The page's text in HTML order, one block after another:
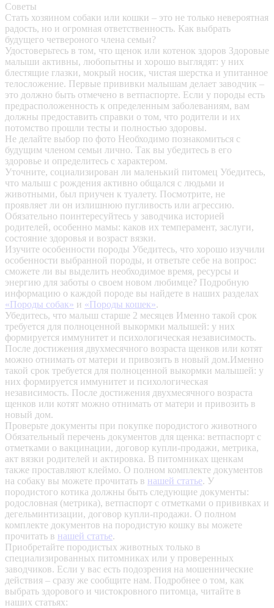
Советы
Стать хозяином собаки или кошки – это не только невероятная
радость, но и огромная ответственность. Как выбрать
будущего четвероного члена семьи?
Удостоверьтесь в том, что щенок или котенок здоров Здоровые
малыши активны, любопытны и хорошо выглядят: у них
блестящие глазки, мокрый носик, чистая шерстка и упитанное
телосложение. Первые прививки малышам делает заводчик –
это должно быть отмечено в ветпаспорте. Если у породы есть
предрасположенность к определенным заболеваниям, вам
должны предоставить справки о том, что родители и их
потомство прошли тесты и полностью здоровы.
Не делайте выбор по фото Необходимо познакомиться с
будущим членом семьи лично. Так вы убедитесь в его
здоровье и определитесь с характером.
Уточните, социализирован ли маленький питомец Убедитесь,
что малыш с рождения активно общался с людьми и
животными, был приучен к туалету. Посмотрите, не
проявляет ли он излишнюю пугливость или агрессию.
Обязательно поинтересуйтесь у заводчика историей
родителей, особенно мамы: каков их темперамент, заслуги,
состояние здоровья и возраст вязки.
Изучите особенности породы Убедитесь, что хорошо изучили
особенности выбранной породы, и ответьте себе на вопрос:
сможете ли вы выделить необходимое время, ресурсы и
энергию для заботы о своем новом любимце? Подробную
информацию о каждой породе вы найдете в наших разделах
«Породы собак» и «Породы кошек».
Убедитесь, что малыш старше 2 месяцев Именно такой срок
требуется для полноценной выкормки малышей: у них
формируется иммунитет и психологическая независимость.
После достижения двухмесячного возраста щенков или котят
можно отнимать от матери и привозить в новый дом.Именно
такой срок требуется для полноценной выкормки малышей: у
них формируется иммунитет и психологическая
независимость. После достижения двухмесячного возраста
щенков или котят можно отнимать от матери и привозить в
новый дом.
Проверьте документы при покупке породистого животного
Обязательный перечень документов для щенка: ветпаспорт с
отметками о вакцинации, договор купли-продажи, метрика,
акт вязки родителей и актировка. В питомниках щенкам
также проставляют клеймо. О полном комплекте документов
на собаку вы можете прочитать в нашей статье. У
породистого котика должны быть следующие документы:
родословная (метрика), ветпаспорт с отметками о прививках и
дегельминтизации, договор купли-продажи. О полном
комплекте документов на породистую кошку вы можете
прочитать в нашей статье.
Приобретайте породистых животных только в
специализированных питомниках или у проверенных
заводчиков. Если у вас есть подозрения на мошеннические
действия – сразу же сообщите нам. Подробнее о том, как
выбрать здорового и чистокровного питомца, читайте в
наших статьях: